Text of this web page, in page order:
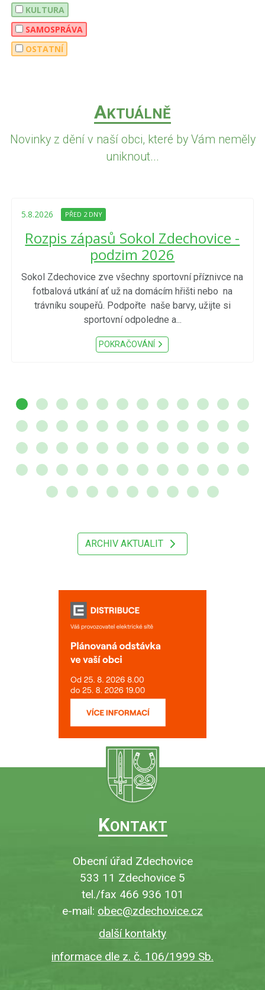
KULTURA
SAMOSPRÁVA
OSTATNÍ
AKTUÁLNĚ
Novinky z dění v naší obci, které by Vám neměly
uniknout...
5.8.2026 PŘED 2 DNY
Rozpis zápasů Sokol Zdechovice -
podzim 2026
Sokol Zdechovice zve všechny sportovní příznivce na
fotbalová utkání ať už na domácím hřišti nebo na
trávníku soupeřů. Podpořte naše barvy, užijte si
sportovní odpoledne a...
POKRAČOVÁNÍ
ARCHIV AKTUALIT
KONTAKT
Obecní úřad Zdechovice
533 11 Zdechovice 5
tel./fax 466 936 101
e-mail: obec@zdechovice.cz
další kontakty
informace dle z. č. 106/1999 Sb.